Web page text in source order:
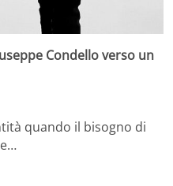
Condello verso un
quando il bisogno di